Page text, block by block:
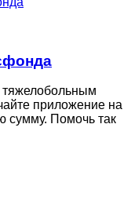
тяжелобольным
приложение на
сумму. Помочь так